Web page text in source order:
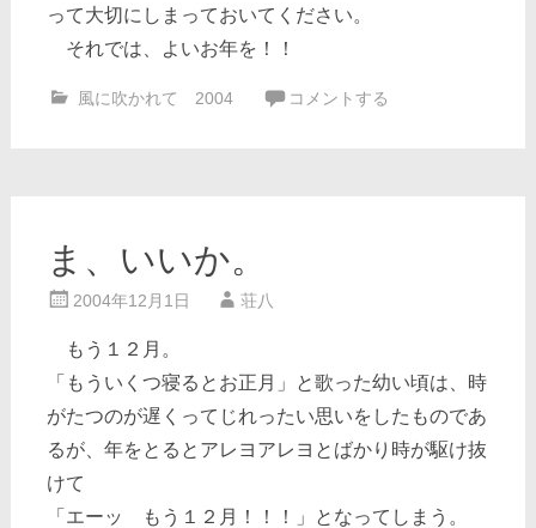
って大切にしまっておいてください。
それでは、よいお年を！！
風に吹かれて 2004 コメントする
ま、いいか。
2004年12月1日 荘八
もう１２月。
「もういくつ寝るとお正月」と歌った幼い頃は、時
がたつのが遅くってじれったい思いをしたものであ
るが、年をとるとアレヨアレヨとばかり時が駆け抜
けて
「エーッ もう１２月！！！」となってしまう。